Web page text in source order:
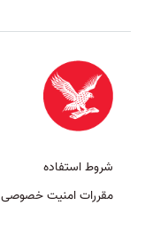
شروط استفاده
مقررات امنیت خصوصی